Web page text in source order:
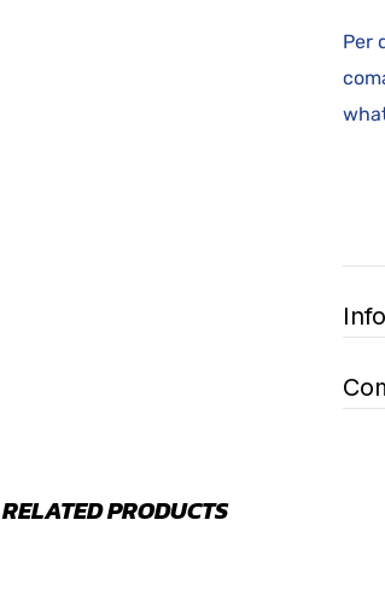
Per
RELATED PRODUCTS